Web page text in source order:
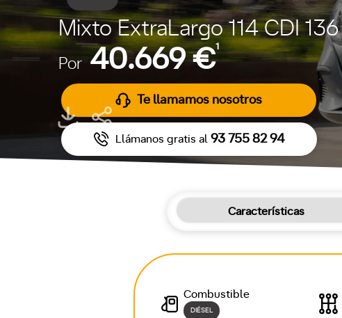
Mixto ExtraLargo 114 CDI
Por 40.669 €1
Te llamamos nosotros
Llámanos gratis al 93 755 82 94
Características
Combustible
DIÉSEL